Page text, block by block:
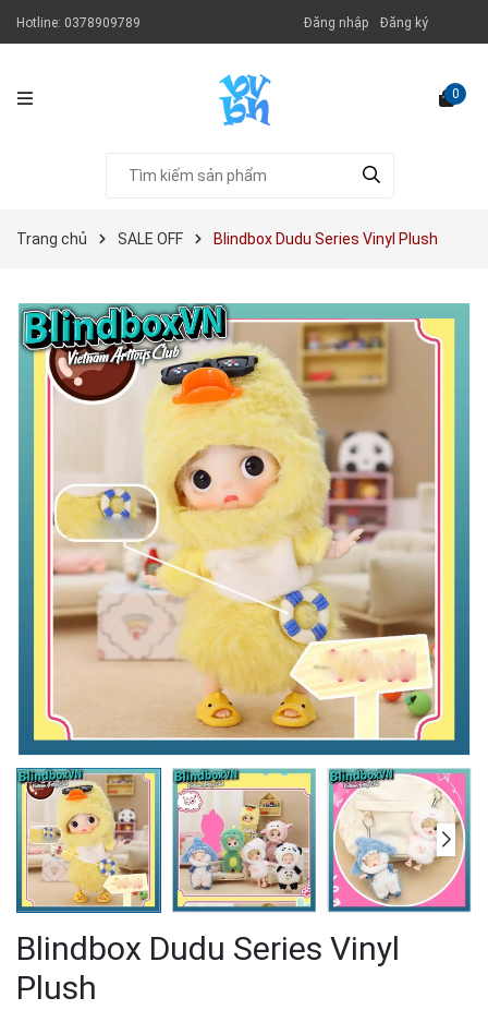
Hotline: 0378909789 Đăng nhập Đăng ký
0
Trang chủ SALE OFF Blindbox Dudu Series Vinyl Plush
Blindbox Dudu Series Vinyl
Plush